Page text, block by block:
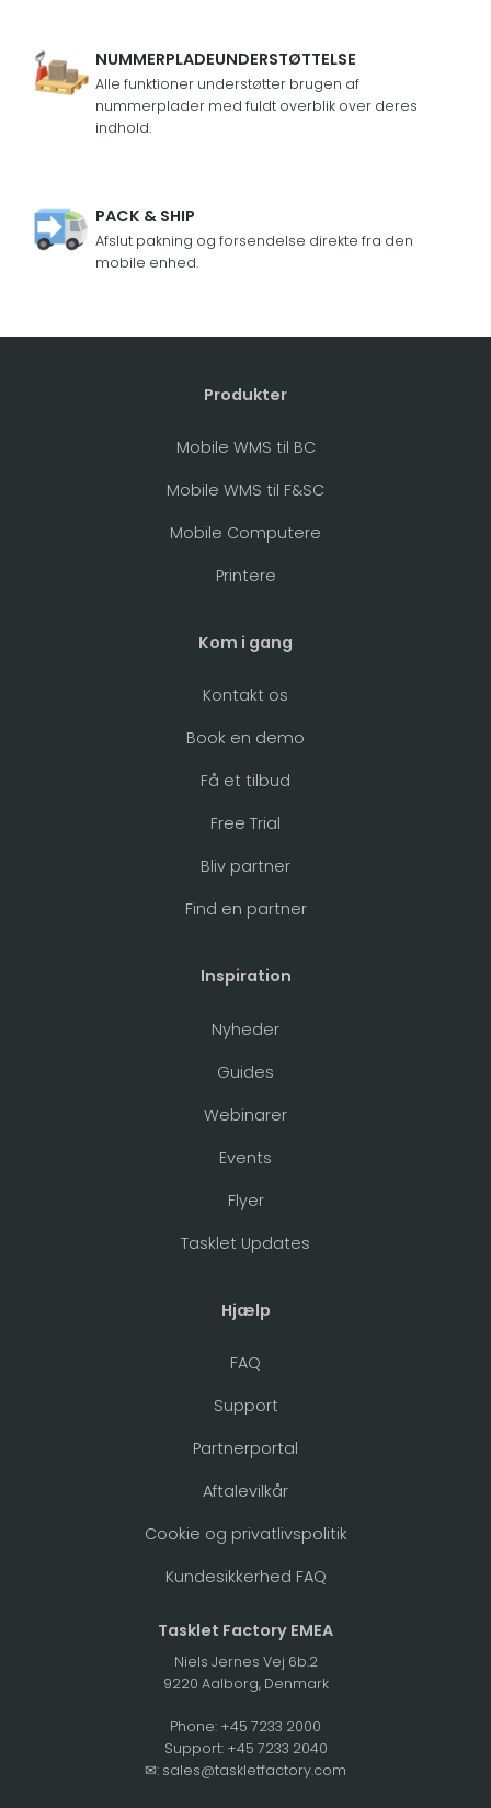
NUMMERPLADEUNDERSTØTTELSE
Alle funktioner understøtter brugen af
nummerplader med fuldt overblik over deres
indhold.
PACK & SHIP
Afslut pakning og forsendelse direkte fra den
mobile enhed.
Produkter
Mobile WMS til BC
Mobile WMS til F&SC
Mobile Computere
Printere
Kom i gang
Kontakt os
Book en demo
Få et tilbud
Free Trial
Bliv partner
Find en partner
Inspiration
Nyheder
Guides
Webinarer
Events
Flyer
Tasklet Updates
Hjælp
FAQ
Support
Partnerportal
Aftalevilkår
Cookie og privatlivspolitik
Kundesikkerhed FAQ
Tasklet Factory EMEA
Niels Jernes Vej 6b.2
9220 Aalborg, Denmark
Phone: +45 7233 2000
Support: +45 7233 2040
✉: sales@taskletfactory.com